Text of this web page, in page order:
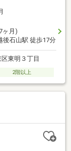
ヶ月)
後石山駅 徒歩17分
東明３丁目
2階以上